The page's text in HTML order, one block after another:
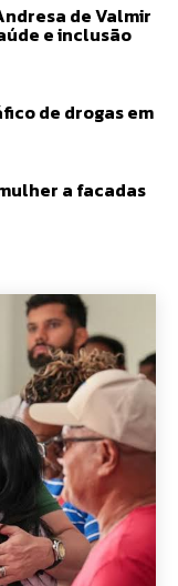
de Valmir
e inclusão
de drogas em
a facadas